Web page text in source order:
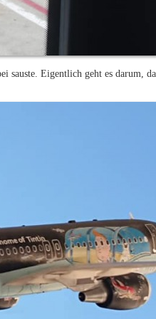
sauste. Eigentlich geht es darum,